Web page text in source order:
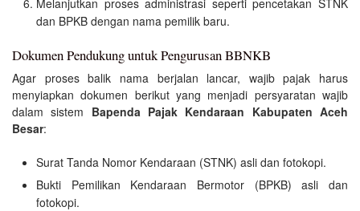
Melanjutkan proses administrasi seperti pencetakan STNK
dan BPKB dengan nama pemilik baru.
Dokumen Pendukung untuk Pengurusan BBNKB
Agar proses balik nama berjalan lancar, wajib pajak harus
menyiapkan dokumen berikut yang menjadi persyaratan wajib
dalam sistem Bapenda Pajak Kendaraan Kabupaten Aceh
Besar:
Surat Tanda Nomor Kendaraan (STNK) asli dan fotokopi.
Bukti Pemilikan Kendaraan Bermotor (BPKB) asli dan
fotokopi.